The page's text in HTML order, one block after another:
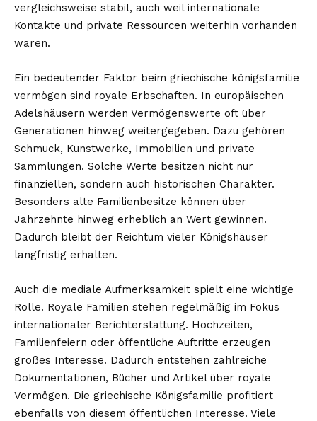
vergleichsweise stabil, auch weil internationale
Kontakte und private Ressourcen weiterhin vorhanden
waren.
Ein bedeutender Faktor beim griechische königsfamilie
vermögen sind royale Erbschaften. In europäischen
Adelshäusern werden Vermögenswerte oft über
Generationen hinweg weitergegeben. Dazu gehören
Schmuck, Kunstwerke, Immobilien und private
Sammlungen. Solche Werte besitzen nicht nur
finanziellen, sondern auch historischen Charakter.
Besonders alte Familienbesitze können über
Jahrzehnte hinweg erheblich an Wert gewinnen.
Dadurch bleibt der Reichtum vieler Königshäuser
langfristig erhalten.
Auch die mediale Aufmerksamkeit spielt eine wichtige
Rolle. Royale Familien stehen regelmäßig im Fokus
internationaler Berichterstattung. Hochzeiten,
Familienfeiern oder öffentliche Auftritte erzeugen
großes Interesse. Dadurch entstehen zahlreiche
Dokumentationen, Bücher und Artikel über royale
Vermögen. Die griechische Königsfamilie profitiert
ebenfalls von diesem öffentlichen Interesse. Viele